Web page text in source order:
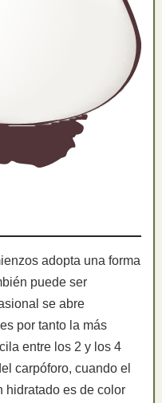
adopta una forma
puede ser
se abre
por tanto la más
entre los 2 y los 4
carpóforo, cuando el
hidratado es de color